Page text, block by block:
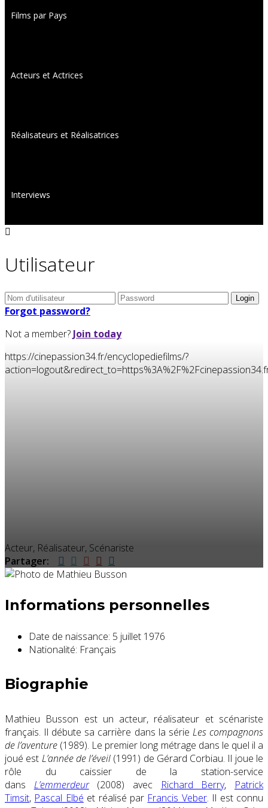
Films par Pays
Acteurs et Actrices
Réalisateurs et Réalisatrices
Interviews
Utilisateur
Forgot password?
Not a member? Join today
https://cinepassion34.fr/encyclopediefilms/?
Acteur, Réalisateur, Scénariste
Partager:
Informations personnelles
Date de naissance: 5 juillet 1976
Nationalité: Français
Biographie
Mathieu Busson est un acteur, réalisateur et scénariste
français. Il débute sa carrière dans la série Les compagnons
de l’aventure (1989). Le premier long métrage dans le quel il a
joué est L’année de l’éveil (1991) de Gérard Corbiau. Il joue le
rôle du caissier de la station-service
dans L’emmerdeur(2008) avec Richard Berry, Patrick
Timsit, Pascal Elbé et réalisé par Francis Veber. Il est connu